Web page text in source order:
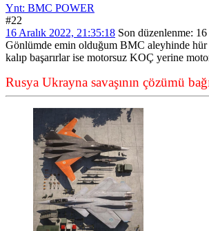
Ynt: BMC POWER
#22
16 Aralık 2022, 21:35:18 Son düzenlenme:
Gönlümde emin olduğum BMC aleyhinde hür
kalıp başarırlar ise motorsuz KOÇ yerine
Rusya Ukrayna savaşının çözümü